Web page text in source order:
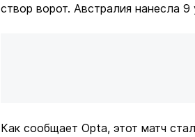
створ ворот. Австралия нанесла
Как сообщает Opta, этот матч